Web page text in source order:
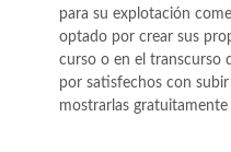
para su explotación
optado por crear sus
curso o en el transcurso
por satisfechos con
mostrarlas gratuitamente